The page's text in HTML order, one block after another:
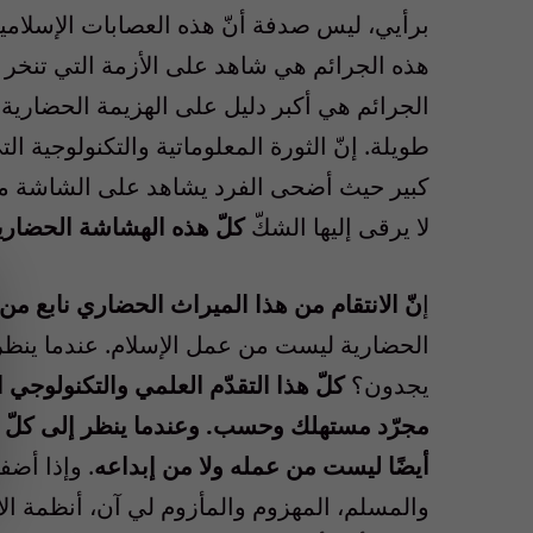
برأيي، ليس صدفة أنّ هذه العصابات
هذه الجرائم هي شاهد على الأزمة التي
الجرائم هي أكبر دليل على الهزيمة
طويلة. إنّ الثورة المعلوماتية
كبير حيث أضحى الفرد يشاهد على الشاشة
لا يرقى إليها الشكّكلّ هذه الهشاشة
إنّ الانتقام من هذا الميراث الحضاري نابع من
الحضارية ليست من عمل الإسلام. عندما ينظر
يجدون؟كلّ هذا التقدّم العلمي والتكنولوجي
مجرّد مستهلك وحسب. وعندما ينظر إلى كلّ
أيضًا ليست من عمله ولا من إبداعه. وإذا
والمسلم، المهزوم والمأزوم لي آن،